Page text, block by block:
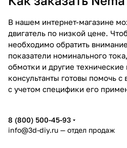
В нашем интернет-магазине
двигатель по низкой цене.
необходимо обратить
показатели номинального
обмотки и другие
консультанты готовы помочь
с учетом специфики его
8 (800) 500-45-93
info@3d-diy.ru — отдел продаж